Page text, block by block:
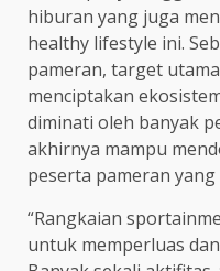
hiburan yang juga
healthy lifestyle ini.
pameran, target
menciptakan
diminati oleh banyak
akhirnya mampu
peserta pameran
“Rangkaian
untuk memperluas